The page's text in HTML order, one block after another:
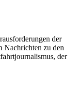
der
Nachrichten zu den
der